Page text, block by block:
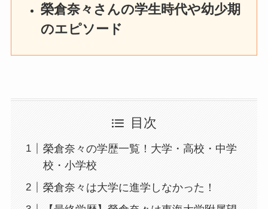
榮倉奈々さんの学生時代や幼少期
のエピソード
目次
榮倉奈々の学歴一覧！大学・高校・中学
校・小学校
榮倉奈々は大学に進学しなかった！